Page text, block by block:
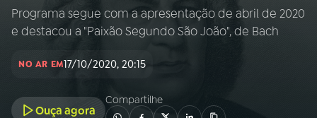
Início AO VIVO
INÍCIO
A RÁDIO
Programa segue com a apresentação de abril de 2020
e destacou a "Paixão Segundo São João", de Bach
NO AR EM17/10/2020, 20:15
Ouça agora
Compartilhe